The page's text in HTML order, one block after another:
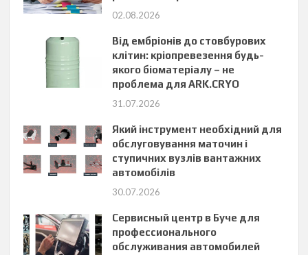
02.08.2026
Від ембріонів до стовбурових
клітин: кріопревезення будь-
якого біоматеріалу – не
проблема для ARK.CRYO
31.07.2026
Який інструмент необхідний для
обслуговування маточин і
ступичних вузлів вантажних
автомобілів
30.07.2026
Сервисный центр в Буче для
профессионального
обслуживания автомобилей